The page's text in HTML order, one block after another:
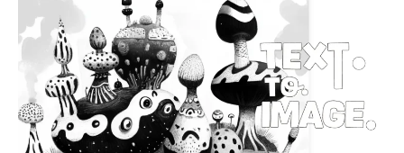
AI重新著色
AI 風格圖片生成器
肖像工具